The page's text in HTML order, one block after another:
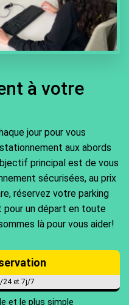
à votre
jour pour vous
aux abords
principal est de vous
sécurisées, au prix
réservez votre parking
pour un départ en toute
là pour vous aider!
24 et 7j/7
et le plus simple